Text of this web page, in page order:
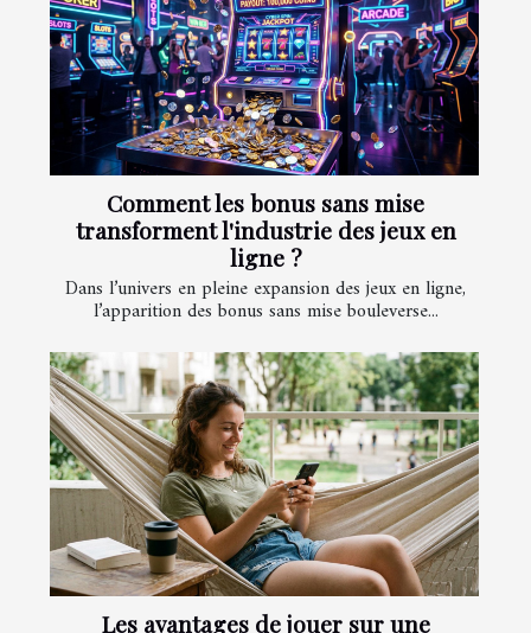
Comment les bonus sans mise
transforment l'industrie des jeux en
ligne ?
Dans l’univers en pleine expansion des jeux en ligne,
l’apparition des bonus sans mise bouleverse...
Les avantages de jouer sur une